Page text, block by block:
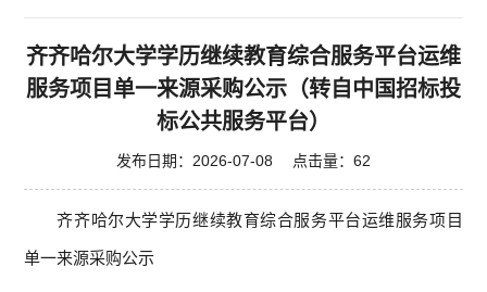
齐齐哈尔大学学历继续教育综合服务平台运维
服务项目单一来源采购公示（转自中国招标投
标公共服务平台）
发布日期：2026-07-08 点击量： 62
齐齐哈尔大学学历继续教育综合服务平台运维服务项目
单一来源采购公示